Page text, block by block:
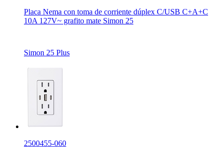
Placa Nema con toma de corriente dúplex C/USB C+A+C
10A 127V~ grafito mate Simon 25
Simon 25 Plus
2500455-060